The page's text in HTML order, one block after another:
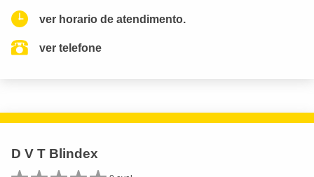
ver horario de atendimento.
ver telefone
D V T Blindex